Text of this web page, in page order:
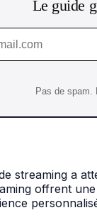
Le guide
Pas de spam.
streaming a
offrent